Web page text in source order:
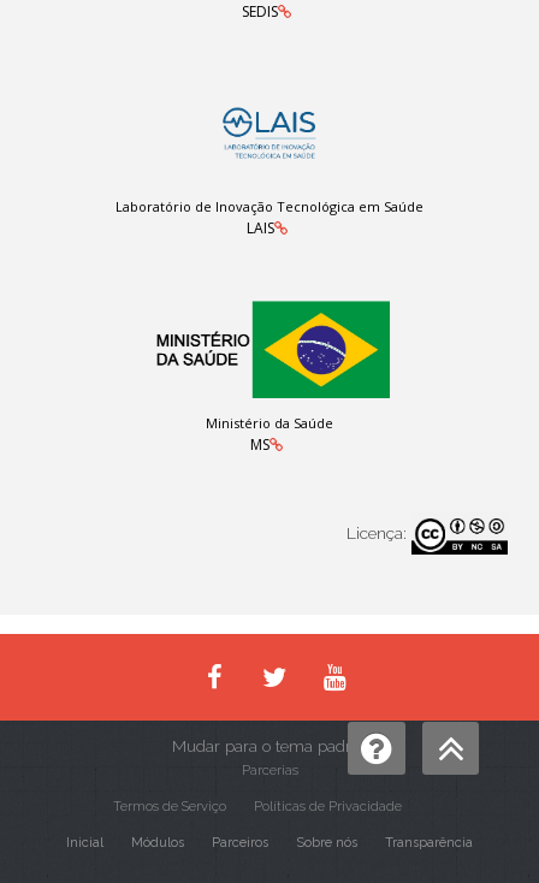
SEDIS
Laboratório de Inovação Tecnológica em Saúde
LAIS
Ministério da Saúde
MS
Licença:
Mudar para o tema padrão
Parcerias
Termos de Serviço Políticas de Privacidade
Inicial Módulos Parceiros Sobre nós Transparência